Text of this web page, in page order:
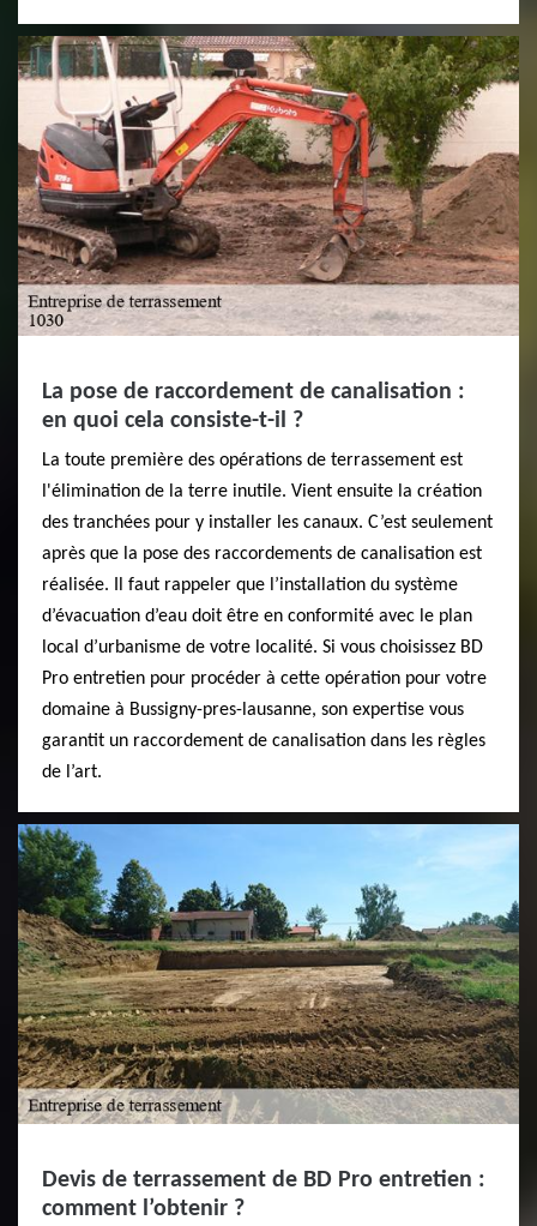
La pose de raccordement de canalisation :
en quoi cela consiste-t-il ?
La toute première des opérations de terrassement est
l'élimination de la terre inutile. Vient ensuite la création
des tranchées pour y installer les canaux. C’est seulement
après que la pose des raccordements de canalisation est
réalisée. Il faut rappeler que l’installation du système
d’évacuation d’eau doit être en conformité avec le plan
local d’urbanisme de votre localité. Si vous choisissez BD
Pro entretien pour procéder à cette opération pour votre
domaine à Bussigny-pres-lausanne, son expertise vous
garantit un raccordement de canalisation dans les règles
de l’art.
Devis de terrassement de BD Pro entretien :
comment l’obtenir ?